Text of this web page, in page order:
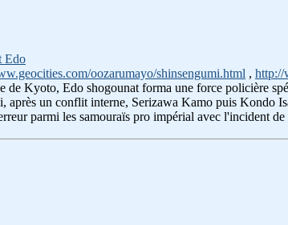
Edo
oozarumayo/shinsengumi.html , http://
Kyoto, Edo shogounat forma une force policière
après un conflit interne, Serizawa Kamo puis Kondo
parmi les samouraïs pro impérial avec l'incident